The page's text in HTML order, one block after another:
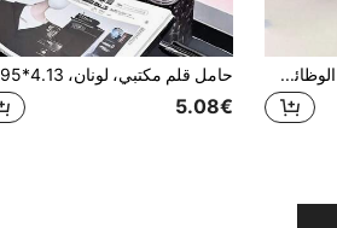
1 قطعة منظم مكتبي متعدد الوظائف من الشبكة المعدنية مع رف كتب وحامل ملفات وفتحة للرسائل/البطاقات - رف تخزين قائم بذاته موفر للمساحة، مناسب للمكتب المنزلي، تصميم تخزين عمودي مدمج، مثالي لديكور المنزل والمكتب
5.08€